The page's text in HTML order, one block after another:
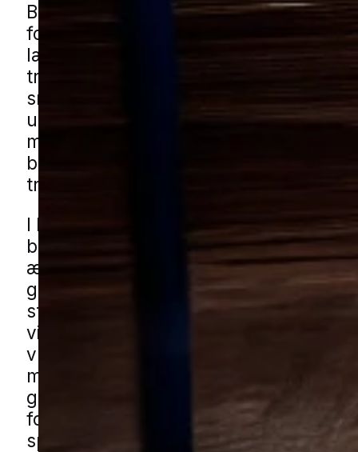
Borebiller kan være svære at opdage i
fordi de ofte arbejder skjult i træværk
længere tid. De ses typisk i ældre
trækonstruktioner, loftsrum, bjælker
småbygninger, hvor træet har haft ro
urørt i mange år. Derfor er det vigtigt
mistanke alvorligt, især hvis du finder
borehuller eller fint træstøv omkring
træoverflader.
I Middelfart kan udfordringen ofte
blandede boligområder med både nye
ældre huse, hvor der også findes
garager og udhuse med træværk i
stand. I ældre boligkvarterer og på
villaveje kan der være behov for en
vurdering, hvis træet virker porøst
medtaget. Du kan få borebillehjælp i
gennem vores lokale partnere.
formularen, så forbinder vi dig med
specialist.